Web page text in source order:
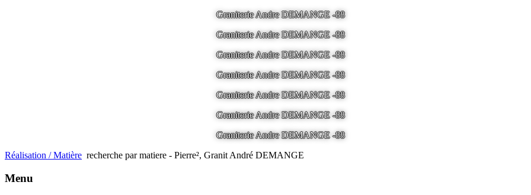
Graniterie Andre DEMANGE -88
Graniterie Andre DEMANGE -88
Graniterie Andre DEMANGE -88
Graniterie Andre DEMANGE -88
Graniterie Andre DEMANGE -88
Graniterie Andre DEMANGE -88
Graniterie Andre DEMANGE -88
Réalisation / Matière recherche par matiere - Pierre², Granit André DEMANGE
Menu